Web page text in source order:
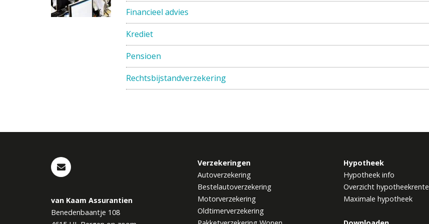
Financieel advies
Krediet
Pensioen
Rechtsbijstandverzekering
van Kaam Assurantien
Benedenbaantje 108
Verzekeringen
Autoverzekering
Bestelautoverzekering
Motorverzekering
Oldtimerverzekering
Hypotheek
Hypotheek info
Overzicht hypotheekrente
Maximale hypotheek